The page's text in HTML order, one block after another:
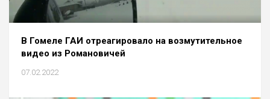
В Гомеле ГАИ отреагировало на возмутительное
видео из Романовичей
07.02.2022